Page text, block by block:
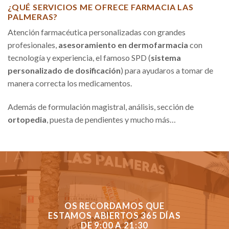
¿QUÉ SERVICIOS ME OFRECE FARMACIA LAS
PALMERAS?
Atención farmacéutica personalizadas con grandes
profesionales, asesoramiento en dermofarmacia con
tecnología y experiencia, el famoso SPD (sistema
personalizado de dosificación) para ayudaros a tomar de
manera correcta los medicamentos.
Además de formulación magistral, análisis, sección de
ortopedia , puesta de pendientes y mucho más…
OS RECORDAMOS QUE
ESTAMOS ABIERTOS 365 DÍAS
DE 9:00 A 21:30